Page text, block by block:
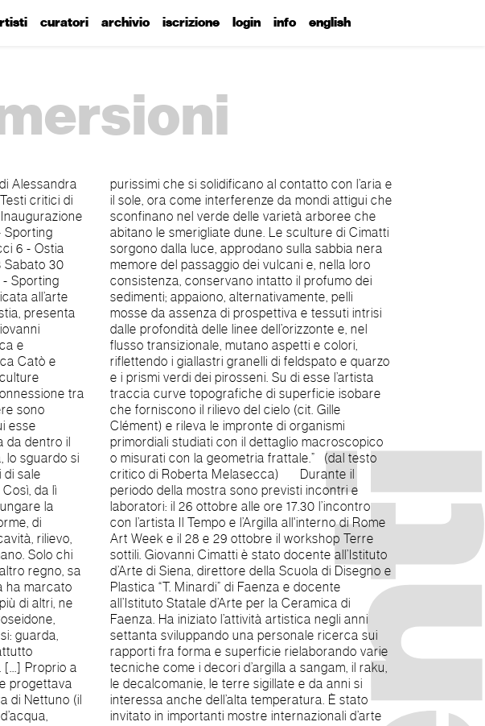
curatori archivio iscrizione login info english
Alessandra
critici di
- Sporting
all’arte
presenta
e
Catò e
tra
sono
esse
lo sguardo si
sale
da lì
la
di
rilievo,
Solo chi
regno, sa
ha marcato
di altri, ne
guarda,
Proprio a
progettava
di Nettuno (il
con l’aria e
attigui che
arboree che
dei
pelli
intrisi
e, nel
e quarzo
isobare
Gille
(dal testo
il
e
Rome
Terre
all’Istituto
di Disegno e
e docente
di
anni
sui
varie
il raku,
da anni si
È stato
d’arte